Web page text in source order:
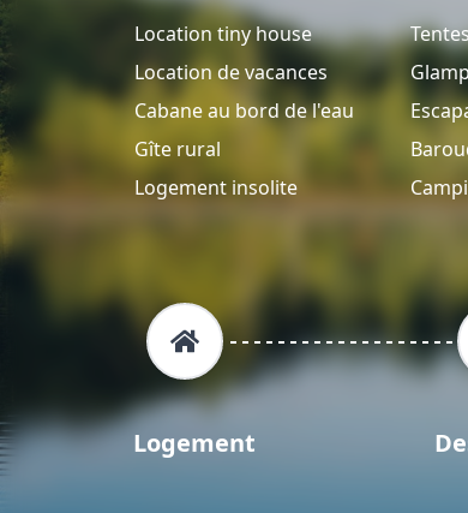
Location tiny house
Location de vacances
Cabane au bord de l'eau
Gîte rural
Logement insolite
Logement